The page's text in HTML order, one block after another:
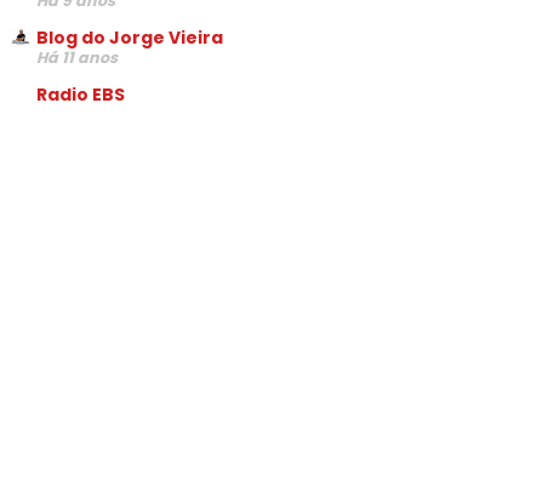
Blog do Jorge Vieira
Há 11 anos
Radio EBS